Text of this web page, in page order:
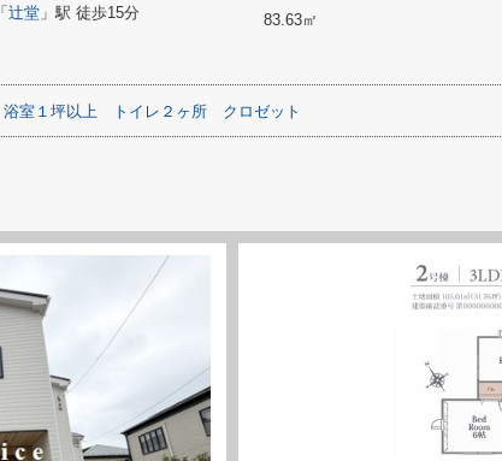
「 辻堂」駅 徒歩15分 83.63㎡
浴室１坪以上 トイレ２ヶ所 クロゼット